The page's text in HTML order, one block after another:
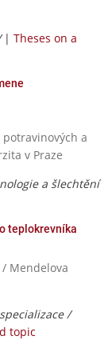
| Theses on a
potravinových a
v Praze
a šlechtění
teplokrevníka
Mendelova
/
topic